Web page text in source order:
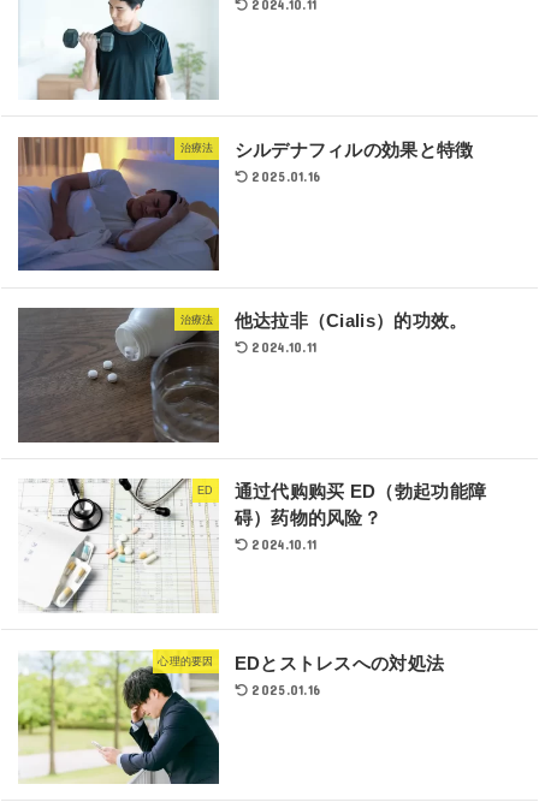
2024.10.11
治療法 シルデナフィルの効果と特徴
2025.01.16
治療法 他达拉非（Cialis）的功效。
2024.10.11
ED
通过代购购买 ED（勃起功能障
碍）药物的风险？
2024.10.11
心理的要因 EDとストレスへの対処法
2025.01.16